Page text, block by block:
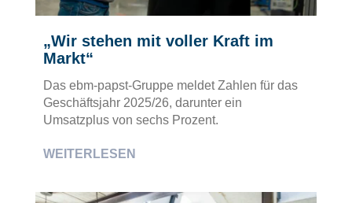
„Wir stehen mit voller Kraft im
Markt“
Das ebm-papst-Gruppe meldet Zahlen für das
Geschäftsjahr 2025/26, darunter ein
Umsatzplus von sechs Prozent.
WEITERLESEN